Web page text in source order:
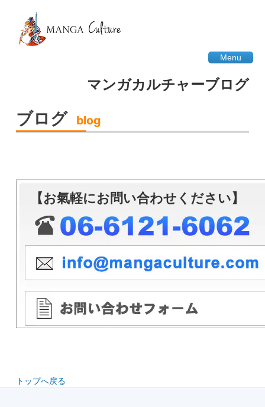
Menu
マンガカルチャーブログ
ブログ blog
【お氣軽にお問い合わせください】
トップへ戻る